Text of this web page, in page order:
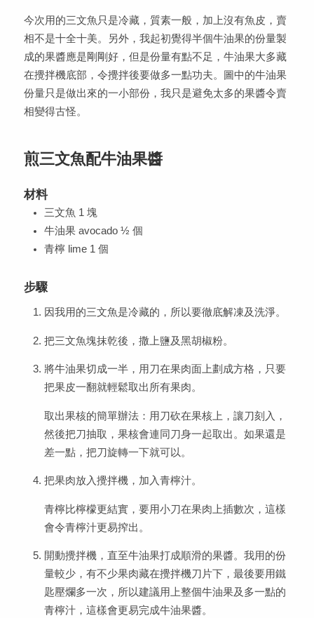
今次用的三文魚只是冷藏，質素一般，加上沒有魚皮，賣
相不是十全十美。另外，我起初覺得半個牛油果的份量製
成的果醬應是剛剛好，但是份量有點不足，牛油果大多藏
在攪拌機底部，令攪拌後要做多一點功夫。圖中的牛油果
份量只是做出來的一小部份，我只是避免太多的果醬令賣
相變得古怪。
煎三文魚配牛油果醬
材料
三文魚 1 塊
牛油果 avocado ½ 個
青檸 lime 1 個
步驟
因我用的三文魚是冷藏的，所以要徹底解凍及洗淨。
把三文魚塊抹乾後，撒上鹽及黑胡椒粉。
將牛油果切成一半，用刀在果肉面上劃成方格，只要
把果皮一翻就輕鬆取出所有果肉。
取出果核的簡單辦法：用刀砍在果核上，讓刀刻入，
然後把刀抽取，果核會連同刀身一起取出。如果還是
差一點，把刀旋轉一下就可以。
把果肉放入攪拌機，加入青檸汁。
青檸比檸檬更結實，要用小刀在果肉上插數次，這樣
會令青檸汁更易搾出。
開動攪拌機，直至牛油果打成順滑的果醬。我用的份
量較少，有不少果肉藏在攪拌機刀片下，最後要用鐵
匙壓爛多一次，所以建議用上整個牛油果及多一點的
青檸汁，這樣會更易完成牛油果醬。